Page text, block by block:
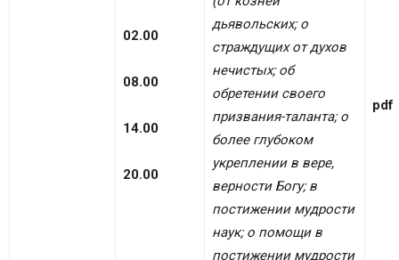
02.00
08.00
14.00
20.00
дьявольских; о
страждущих от духов
нечистых; об
обретении своего
призвания-таланта; о
более глубоком
укреплении в вере,
верности Богу; в
постижении мудрости
наук;о помощи в
постижении мудрости
pdf